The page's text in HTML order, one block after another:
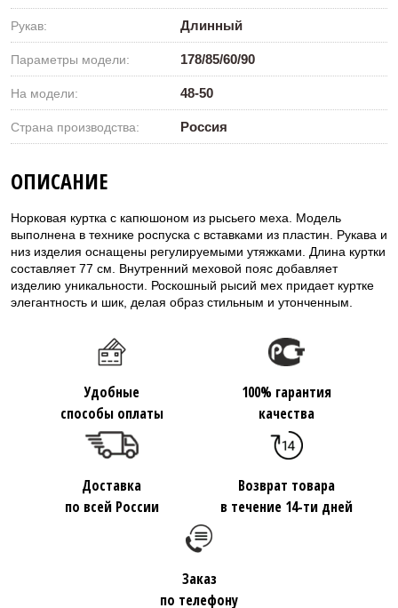
Рукав: Длинный
Параметры модели: 178/85/60/90
На модели: 48-50
Страна производства: Россия
ОПИСАНИЕ
Норковая куртка с капюшоном из рысьего меха. Модель
выполнена в технике роспуска с вставками из пластин. Рукава и
низ изделия оснащены регулируемыми утяжками. Длина куртки
составляет 77 см. Внутренний меховой пояс добавляет
изделию уникальности. Роскошный рысий мех придает куртке
элегантность и шик, делая образ стильным и утонченным.
Удобные
способы оплаты
100% гарантия
качества
Доставка
по всей России
Возврат товара
в течение 14-ти дней
Заказ
по телефону